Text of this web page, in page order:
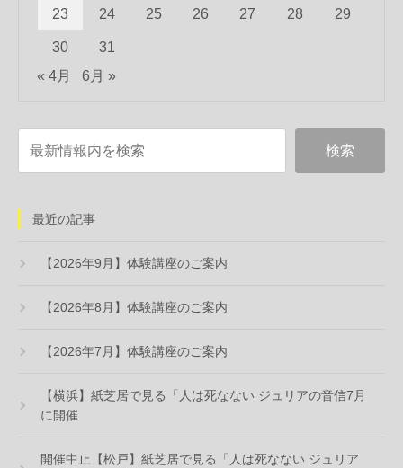
23 24 25 26 27 28 29
30
31
« 4月
6月 »
最近の記事
【2026年9月】体験講座のご案内
【2026年8月】体験講座のご案内
【2026年7月】体験講座のご案内
【横浜】紙芝居で見る「人は死なない ジュリアの音信7月
に開催
開催中止【松戸】紙芝居で見る「人は死なない ジュリア